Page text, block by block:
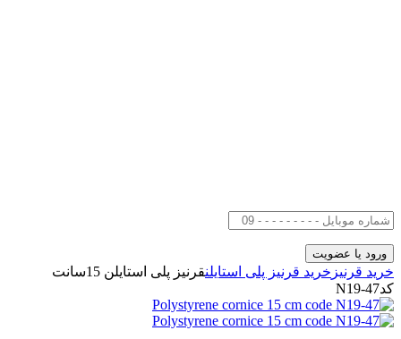
خرید قرنیز خرید قرنیز پلی استایلن
قرنیز پلی استایلن 15سانت
کدN19-47